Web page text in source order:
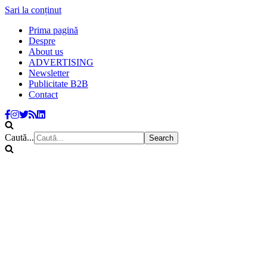
Sari la conținut
Prima pagină
Despre
About us
ADVERTISING
Newsletter
Publicitate B2B
Contact
Caută...